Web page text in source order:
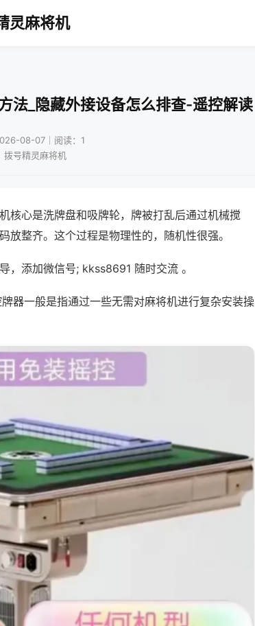
灵麻将机
法_隐藏外接设备怎么排查-遥控解读
08-07｜阅读：1
拨号精灵麻将机
核心是洗牌盘和吸牌轮，牌被打乱后通过机械搅
整齐。这个过程是物理性的，随机性很强。
，添加微信号; kkss8691 随时交流 。
器一般是指通过一些无需对麻将机进行复杂安装操